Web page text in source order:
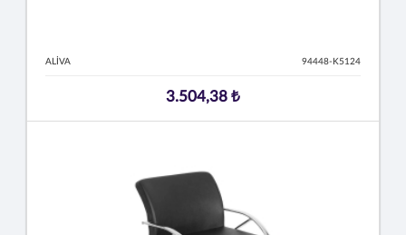
ALİVA 94448-K5124
3.504,38 ₺